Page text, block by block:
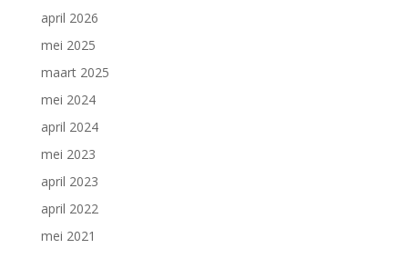
april 2026
mei 2025
maart 2025
mei 2024
april 2024
mei 2023
april 2023
april 2022
mei 2021